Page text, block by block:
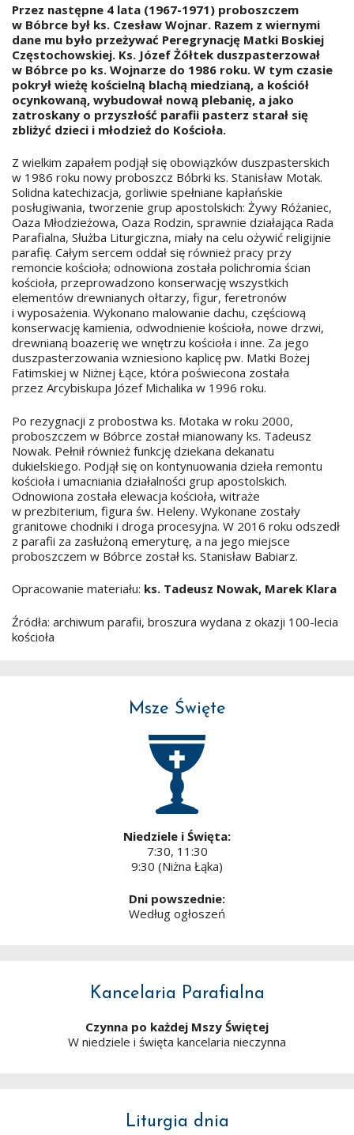
Przez następne 4 lata (1967-1971) proboszczem
w Bóbrce był ks. Czesław Wojnar. Razem z wiernymi
dane mu było przeżywać Peregrynację Matki Boskiej
Częstochowskiej. Ks. Józef Żółtek duszpasterzował
w Bóbrce po ks. Wojnarze do 1986 roku. W tym czasie
pokrył wieżę kościelną blachą miedzianą, a kościół
ocynkowaną, wybudował nową plebanię, a jako
zatroskany o przyszłość parafii pasterz starał się
zbliżyć dzieci i młodzież do Kościoła.
Z wielkim zapałem podjął się obowiązków duszpasterskich
w 1986 roku nowy proboszcz Bóbrki ks. Stanisław Motak.
Solidna katechizacja, gorliwie spełniane kapłańskie
posługiwania, tworzenie grup apostolskich: Żywy Różaniec,
Oaza Młodzieżowa, Oaza Rodzin, sprawnie działająca Rada
Parafialna, Służba Liturgiczna, miały na celu ożywić religijnie
parafię. Całym sercem oddał się również pracy przy
remoncie kościoła; odnowiona została polichromia ścian
kościoła, przeprowadzono konserwację wszystkich
elementów drewnianych ołtarzy, figur, feretronów
i wyposażenia. Wykonano malowanie dachu, częściową
konserwację kamienia, odwodnienie kościoła, nowe drzwi,
drewnianą boazerię we wnętrzu kościoła i inne. Za jego
duszpasterzowania wzniesiono kaplicę pw. Matki Bożej
Fatimskiej w Niżnej Łące, która poświecona została
przez Arcybiskupa Józef Michalika w 1996 roku.
Po rezygnacji z probostwa ks. Motaka w roku 2000,
proboszczem w Bóbrce został mianowany ks. Tadeusz
Nowak. Pełnił również funkcję dziekana dekanatu
dukielskiego. Podjął się on kontynuowania dzieła remontu
kościoła i umacniania działalności grup apostolskich.
Odnowiona została elewacja kościoła, witraże
w prezbiterium, figura św. Heleny. Wykonane zostały
granitowe chodniki i droga procesyjna. W 2016 roku odszedł
z parafii za zasłużoną emeryturę, a na jego miejsce
proboszczem w Bóbrce został ks. Stanisław Babiarz.
Opracowanie materiału: ks. Tadeusz Nowak, Marek Klara
Źródła: archiwum parafii, broszura wydana z okazji 100-lecia
kościoła
Msze Święte
Niedziele i Święta:
7:30, 11:30
9:30 (Niżna Łąka)
Dni powszednie:
Według ogłoszeń
Kancelaria Parafialna
Czynna po każdej Mszy Świętej
W niedziele i święta kancelaria nieczynna
Liturgia dnia